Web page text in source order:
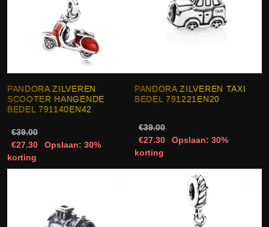
PANDORA ZILVEREN
SCOOTER HANGENDE
BEDEL 791140EN42
€39.00
€27.30
Opslaan: 30%
korting
PANDORA ZILVEREN TAXI
BEDEL 791221EN20
€39.00
€27.30
Opslaan: 30%
korting